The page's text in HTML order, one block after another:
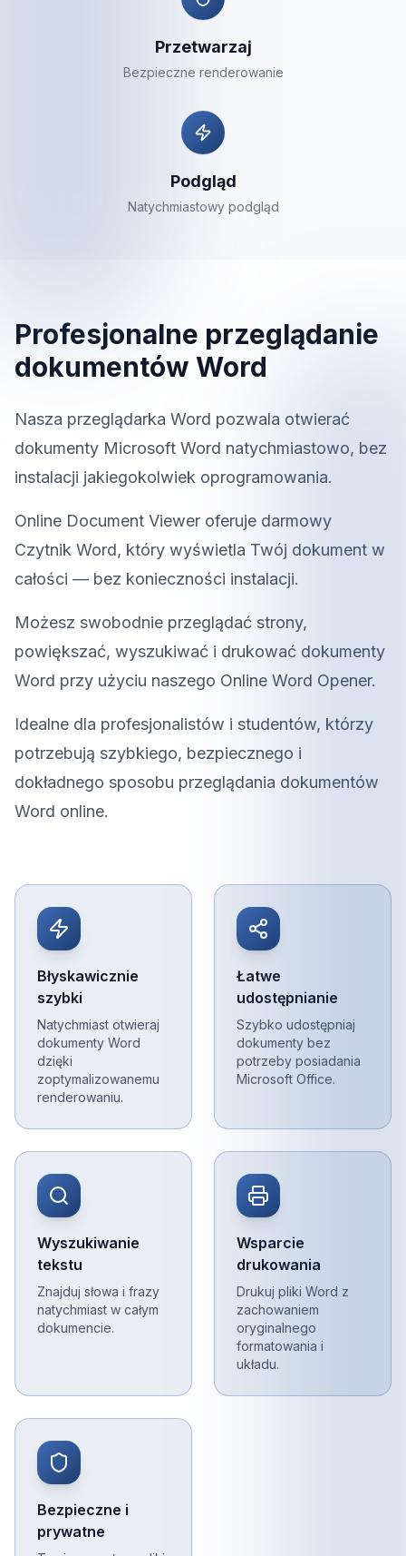
Przetwarzaj
Bezpieczne renderowanie
Podgląd
Natychmiastowy podgląd
Profesjonalne przeglądanie
dokumentów Word
Nasza przeglądarka Word pozwala otwierać
dokumenty Microsoft Word natychmiastowo, bez
instalacji jakiegokolwiek oprogramowania.
Online Document Viewer oferuje darmowy
Czytnik Word, który wyświetla Twój dokument w
całości — bez konieczności instalacji.
Możesz swobodnie przeglądać strony,
powiększać, wyszukiwać i drukować dokumenty
Word przy użyciu naszego Online Word Opener.
Idealne dla profesjonalistów i studentów, którzy
potrzebują szybkiego, bezpiecznego i
dokładnego sposobu przeglądania dokumentów
Word online.
Błyskawicznie
szybki
Natychmiast otwieraj
dokumenty Word
dzięki
zoptymalizowanemu
renderowaniu.
Łatwe
udostępnianie
Szybko udostępniaj
dokumenty bez
potrzeby posiadania
Microsoft Office.
Wyszukiwanie
tekstu
Znajduj słowa i frazy
natychmiast w całym
dokumencie.
Wsparcie
drukowania
Drukuj pliki Word z
zachowaniem
oryginalnego
formatowania i
układu.
Bezpieczne i
prywatne